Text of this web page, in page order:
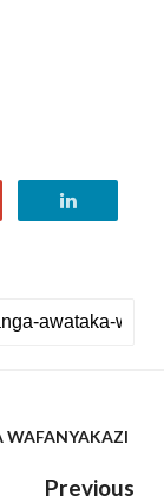
WAFANYAKAZI
Previous